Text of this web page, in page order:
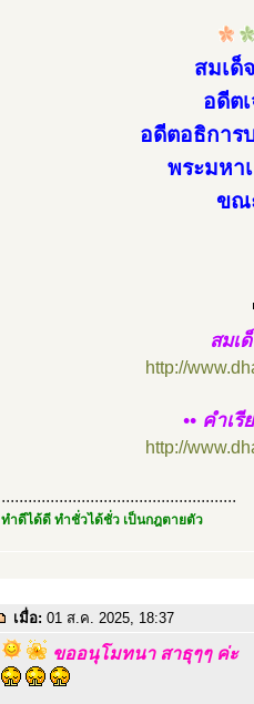
สมเด็
อดีต
อดีตอธิการ
พระมหา
ขณ
สมเ
http://
•• คำเ
http://
.....................................................
ทำดีได้ดี ทำชั่วได้ชั่ว เป็นกฎตายตัว
เมื่อ: 01 ส.ค. 2025, 18:37
ขออนุโมทนา สาธุๆๆ ค่ะ